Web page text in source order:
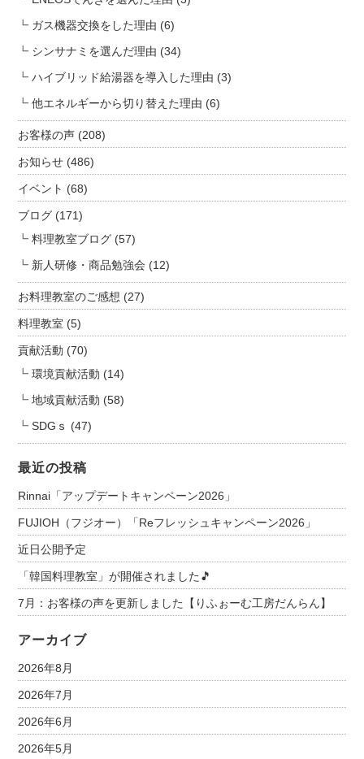
だ
ん
ん】
は
ガス機器交換をした理由 (6)
シンサナミを選んだ理由 (34)
ハイブリッド給湯器を導入した理由 (3)
他エネルギーから切り替えた理由 (6)
お客様の声 (208)
お知らせ (486)
イベント (68)
ブログ (171)
料理教室ブログ (57)
新人研修・商品勉強会 (12)
お料理教室のご感想 (27)
料理教室 (5)
貢献活動 (70)
環境貢献活動 (14)
地域貢献活動 (58)
SDGｓ (47)
最近の投稿
Rinnai「アップデートキャンペーン2026」
FUJIOH（フジオー）「Reフレッシュキャンペーン2026」
近日公開予定
「韓国料理教室」が開催されました🎵
7月：お客様の声を更新しました【りふぉーむ工房だんらん】
アーカイブ
2026年8月
2026年7月
2026年6月
2026年5月